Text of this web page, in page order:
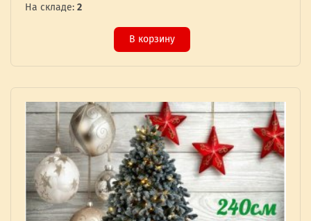
На складе: 2
В корзину